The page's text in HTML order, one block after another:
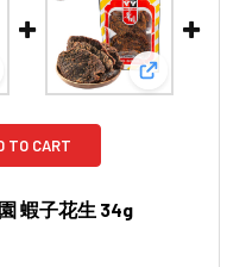
Peanut | 華園 蝦子花生
WAHYUEN - Fried
View:
TO CART
蝦子花生 34g